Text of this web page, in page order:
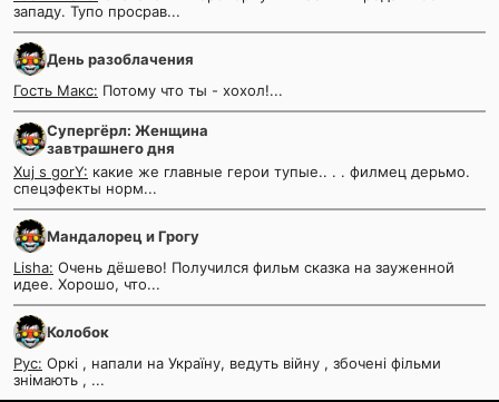
западу. Тупо просрав...
День разоблачения
Гость Макс: Потому что ты - хохол!...
Супергёрл: Женщина
завтрашнего дня
Xuj s gorY: какие же главные герои тупые.. . . филмец дерьмо.
спецэфекты норм...
Мандалорец и Грогу
Lisha: Очень дёшево! Получился фильм сказка на зауженной
идее. Хорошо, что...
Колобок
Рус: Оркі , напали на Україну, ведуть війну , збочені фільми
знімають , ...